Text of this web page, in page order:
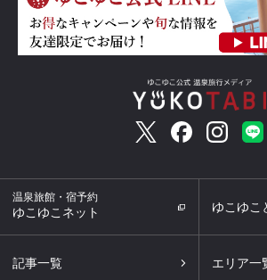
温泉旅館・宿予約
ゆこゆこネット ゆこゆこ
記事一覧 エリア一